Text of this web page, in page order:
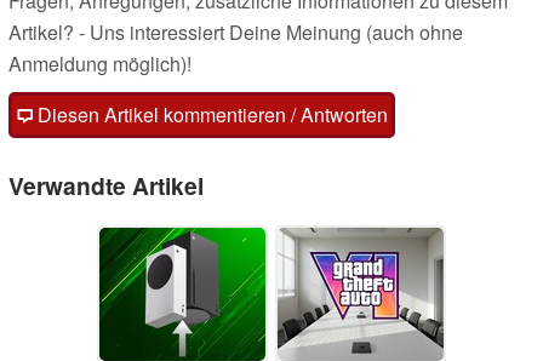
Artikel? - Uns interessiert Deine Meinung (auch ohne
Anmeldung möglich)!
Diesen Artikel kommentieren / Antworten
Verwandte Artikel